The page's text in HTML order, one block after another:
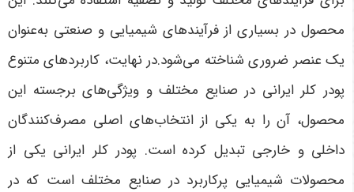
محصول در بسیاری از فرآیندهای شیمیایی و صنعتی به‌عنوان
یک عنصر ضروری شناخته می‌شود.در نهایت، کاربردهای متنوع
پودر کلر ایرانی در صنایع مختلف و ویژگی‌های برجسته این
محصول، آن را به یکی از انتخاب‌های اصلی مصرف‌کنندگان
داخلی و خارجی تبدیل کرده است. پودر کلر ایرانی یکی از
محصولات شیمیایی پرکاربرد در صنایع مختلف است که در